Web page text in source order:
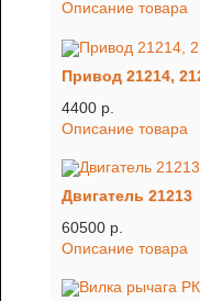
Описание товара
Привод 21214,
4400 p.
Описание товара
Двигатель 21213
60500 p.
Описание товара